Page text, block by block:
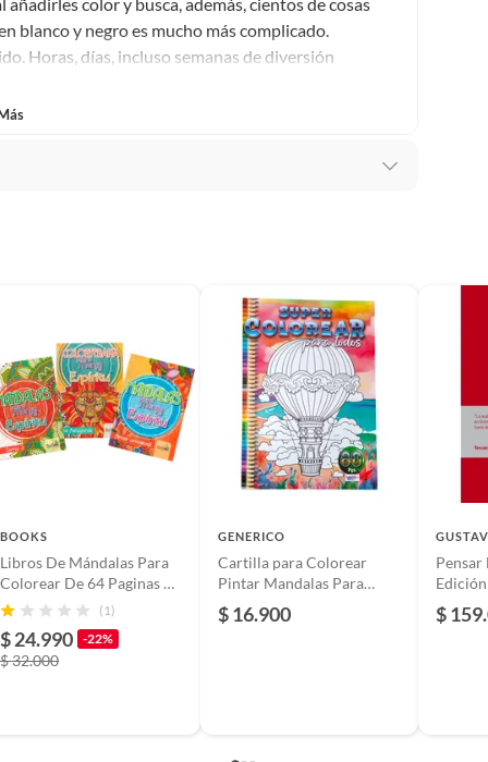
blanco y negro es mucho más complicado.
Horas, días, incluso semanas de diversión
Wally? El Libro Para Colorear. Martin Handford
BOOKS
Libros De Mándalas Para
Colorear De 64 Paginas X
3 Unidades
(1)
$ 24.990 -22%
$ 32.000
GENERICO
Cartilla para Colorear
Pintar Mandalas Para
Todos Grande
$ 16.900 $